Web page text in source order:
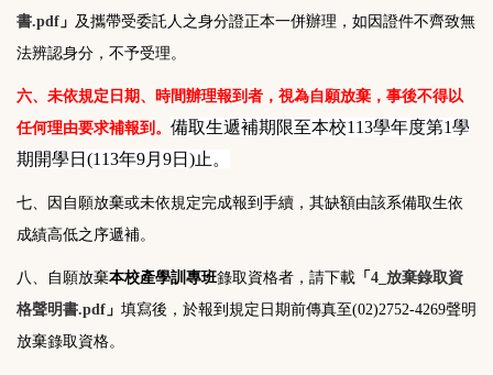
書.pdf 」 及攜帶受委託人之身分證正本一併辦理，如因證件不齊致無
法辨認身分，不予受理。
六、未依規定日期、時間辦理報到者，視為自願放棄，事後不得以
任何理由要求補報到。 備取生遞補期限至本校113學年度第1學
期開學日(113年9月9日)止。
七、因自願放棄或未依規定完成報到手續，其缺額由該系備取生依
成績高低之序遞補。
八、自願放棄本校產學訓專班錄取資格者，請下載 「 4_放棄錄取資
格聲明書.pdf 」 填寫後，於報到規定日期前傳真至(02)2752-4269聲明
放棄錄取資格。